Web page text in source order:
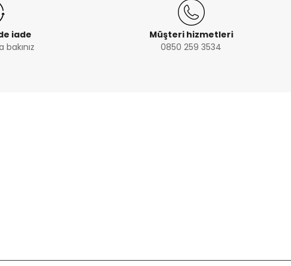
iade
Müşteri hizmetleri
0850 259 3534